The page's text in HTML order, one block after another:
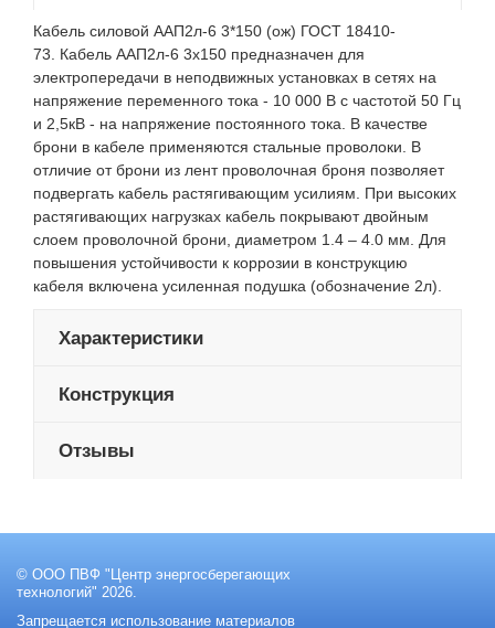
Кабель силовой ААП2л-6 3*150 (ож) ГОСТ 18410-
73. Кабель ААП2л-6 3х150 предназначен для
электропередачи в неподвижных установках в сетях на
напряжение переменного тока - 10 000 В с частотой 50 Гц
и 2,5кВ - на напряжение постоянного тока. В качестве
брони в кабеле применяются стальные проволоки. В
отличие от брони из лент проволочная броня позволяет
подвергать кабель растягивающим усилиям. При высоких
растягивающих нагрузках кабель покрывают двойным
слоем проволочной брони, диаметром 1.4 – 4.0 мм. Для
повышения устойчивости к коррозии в конструкцию
кабеля включена усиленная подушка (обозначение 2л).
Характеристики
Конструкция
Отзывы
© ООО ПВФ "Центр энергосберегающих
технологий" 2026.
Запрещается использование материалов